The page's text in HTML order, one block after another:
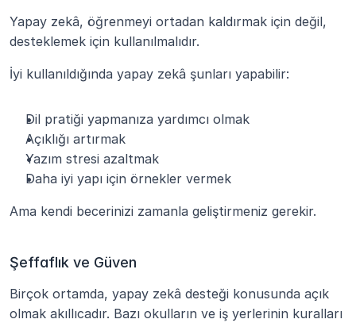
Yapay zekâ, öğrenmeyi ortadan kaldırmak için değil,
desteklemek için kullanılmalıdır.
İyi kullanıldığında yapay zekâ şunları yapabilir:
Dil pratiği yapmanıza yardımcı olmak
Açıklığı artırmak
Yazım stresi azaltmak
Daha iyi yapı için örnekler vermek
Ama kendi becerinizi zamanla geliştirmeniz gerekir.
Şeffaflık ve Güven
Birçok ortamda, yapay zekâ desteği konusunda açık
olmak akıllıcadır. Bazı okulların ve iş yerlerinin kuralları